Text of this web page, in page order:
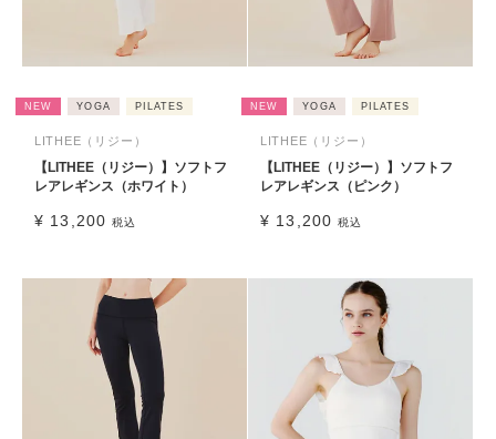
NEW YOGA PILATES
LITHEE（リジー）
【LITHEE（リジー）】ソフトフ
レアレギンス（ホワイト）
¥ 13,200 税込
NEW YOGA PILATES
LITHEE（リジー）
【LITHEE（リジー）】ソフトフ
レアレギンス（ピンク）
¥ 13,200 税込